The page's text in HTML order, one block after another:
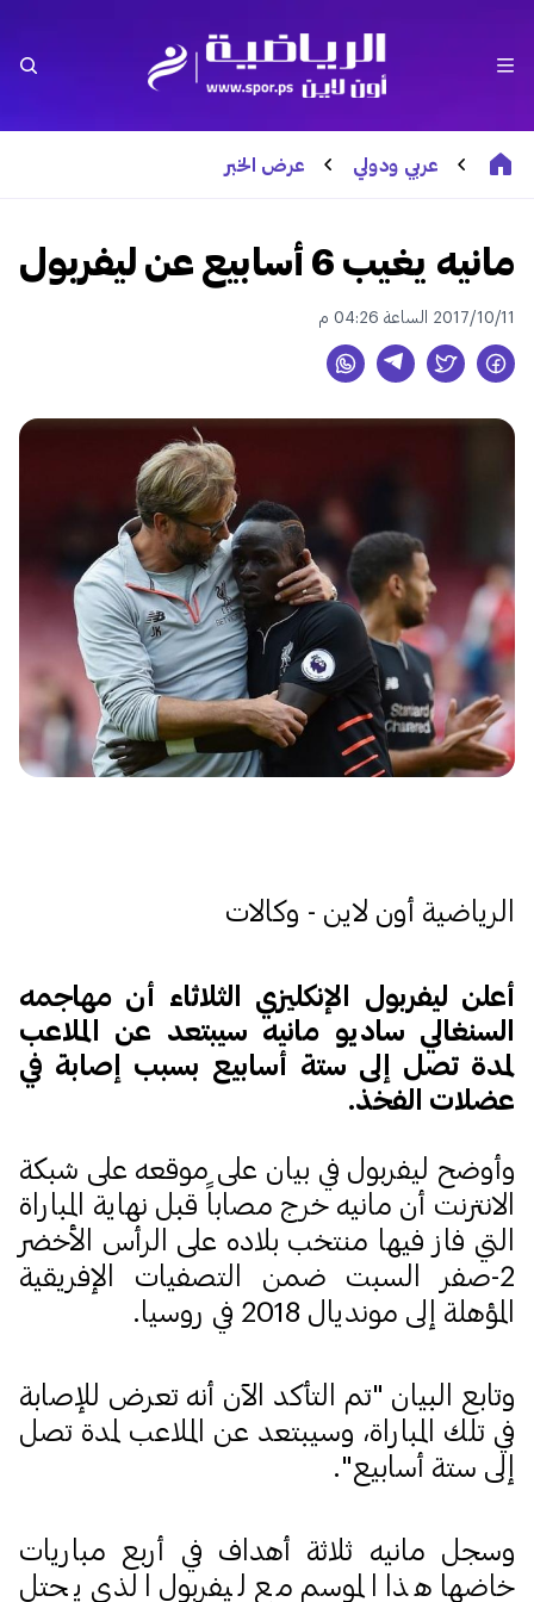
عربي ودولي عرض الخبر
مانيه يغيب 6 أسابيع عن ليفربول
2017/10/11 الساعة 04:26 م
الرياضية أون لاين - وكالات
أعلن ليفربول الإنكليزي الثلاثاء أن مهاجمه
السنغالي ساديو مانيه سيبتعد عن الملاعب
لمدة تصل إلى ستة أسابيع بسبب إصابة في
عضلات الفخذ.
وأوضح ليفربول في بيان على موقعه على شبكة
الانترنت أن مانيه خرج مصاباً قبل نهاية المباراة
التي فاز فيها منتخب بلاده على الرأس الأخضر
2-صفر السبت ضمن التصفيات الإفريقية
المؤهلة إلى مونديال 2018 في روسيا.
وتابع البيان "تم التأكد الآن أنه تعرض للإصابة
في تلك المباراة، وسيبتعد عن الملاعب لمدة تصل
إلى ستة أسابيع".
وسجل مانيه ثلاثة أهداف في أربع مباريات
خاضها هذا الموسم مع ليفربول الذي يحتل